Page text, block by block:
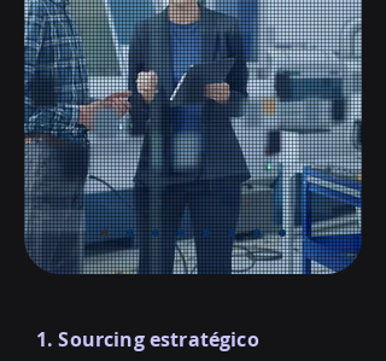
1. Sourcing estratégico